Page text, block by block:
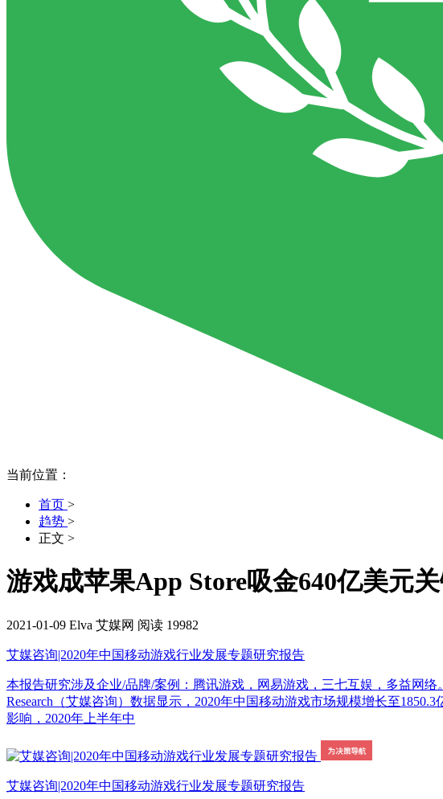
当前位置：
首页 >
趋势 >
正文 >
游戏成苹果App Store吸金640亿美元
2021-01-09 Elva 艾媒网 阅读 19982
艾媒咨询|2020年中国移动游戏行业发展专题研究报告
本报告研究涉及企业/品牌/案例：腾讯游戏，网易游戏，三七互娱，多益网
Research（艾媒咨询）数据显示，2020年中国移动游戏市场规模增长至
影响，2020年上半年中
艾媒咨询|2020年中国移动游戏行业发展专题研究报告